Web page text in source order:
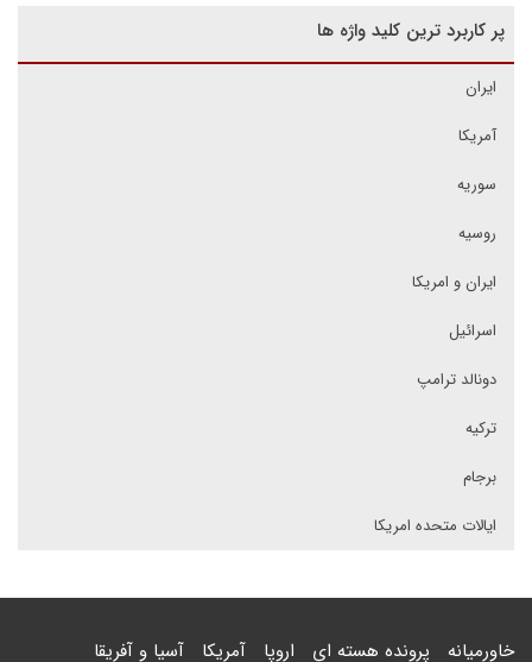
پر کاربرد ترین کلید واژه ها
ایران
آمریکا
سوریه
روسیه
ایران و امریکا
اسرائیل
دونالد ترامپ
ترکیه
برجام
ایالات متحده امریکا
خاورمیانه پرونده هسته ای اروپا آمریکا آسیا و آفریقا